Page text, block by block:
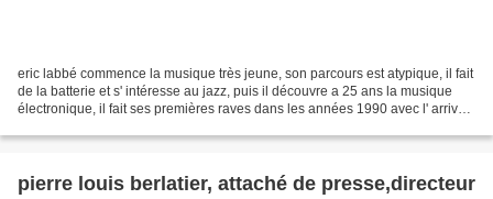
eric labbé commence la musique très jeune, son parcours est atypique, il fait
de la batterie et s' intéresse au jazz, puis il découvre a 25 ans la musique
électronique, il fait ses premières raves dans les années 1990 avec l' arrivée
pierre louis berlatier, attaché de presse,directeur